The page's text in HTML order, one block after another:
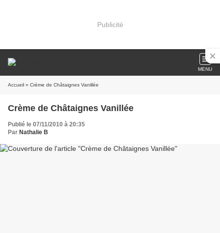
Publicité
MENU
Accueil » Crème de Châtaignes Vanillée
Crème de Châtaignes Vanillée
Publié le 07/11/2010 à 20:35
Par Nathalie B